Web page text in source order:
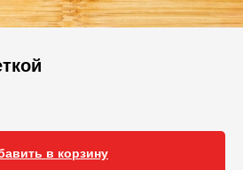
в корзину